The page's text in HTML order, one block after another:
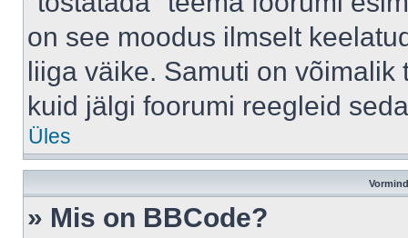
on see moodus ilmselt
liiga väike. Samuti on
kuid jälgi foorumi reegleid
Üles
» Mis on BBCode?